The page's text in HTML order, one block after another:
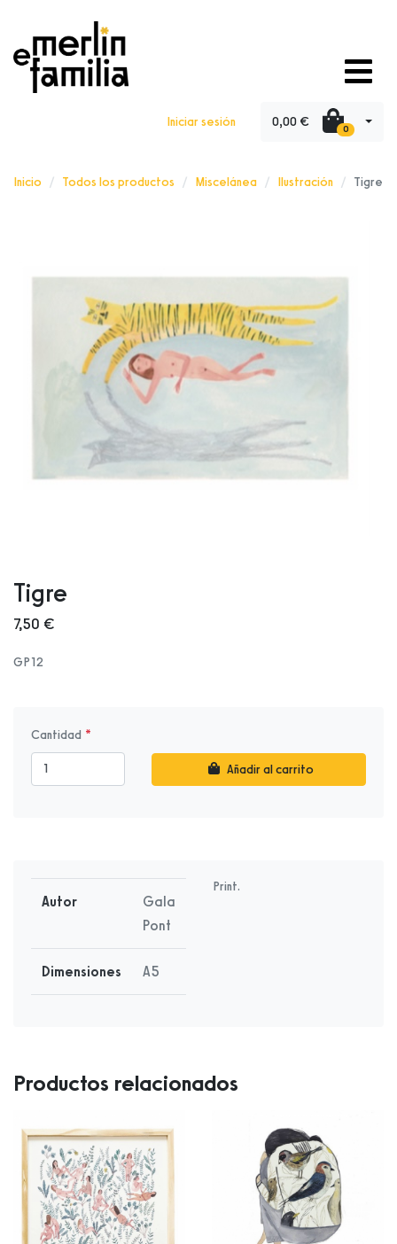
Iniciar sesión 0,00 € 0
Inicio Todos los productos Miscelánea Ilustración Tigre
Tigre
7,50 €
GP12
Cantidad
Añadir al carrito
Autor
Gala
Pont
Dimensiones A5
Print.
Productos relacionados